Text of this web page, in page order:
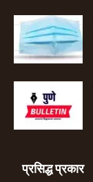
प्रसिद्ध प्रकार